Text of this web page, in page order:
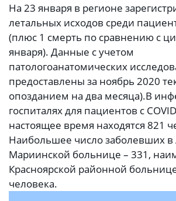
На 23 января в регионе
летальных исходов среди
(плюс 1 смерть по сравнению с
января). Данные с учетом
патологоанатомических
предоставлены за ноябрь 2020
опозданием на два месяца).В
госпиталях для пациентов с
настоящее время находятся 821
Наибольшее число заболевших в
Мариинской больнице – 331,
Красноярской районной
человека.